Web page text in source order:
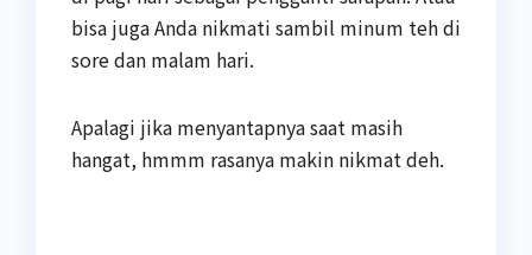
bisa juga Anda nikmati sambil minum teh di
sore dan malam hari.
Apalagi jika menyantapnya saat masih
hangat, hmmm rasanya makin nikmat deh.